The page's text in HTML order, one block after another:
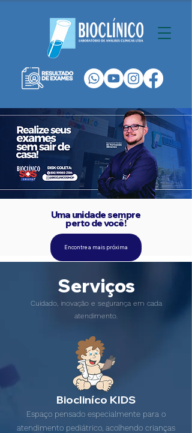
Uma unidade sempre
perto de você!
Encontre a mais próxima
Serviços
Cuidado, inovação e segurança em cada
atendimento.
Biocliníco KIDS
Espaço pensado especialmente para o
atendimento pediátrico, acolhendo crianças